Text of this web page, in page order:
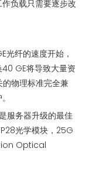
负载只需要逐步改
光纤的速度开始，
GE将导致大量资
物理标准完全兼
服务器升级的最佳
光学模块，25G
Optical